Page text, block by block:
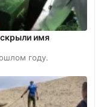
имя
году.